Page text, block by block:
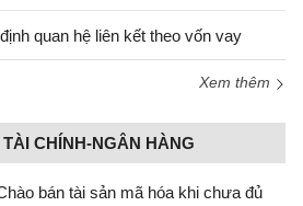
quan hệ liên kết theo vốn vay
Xem thêm
CHÍNH-NGÂN HÀNG
bán tài sản mã hóa khi chưa đủ